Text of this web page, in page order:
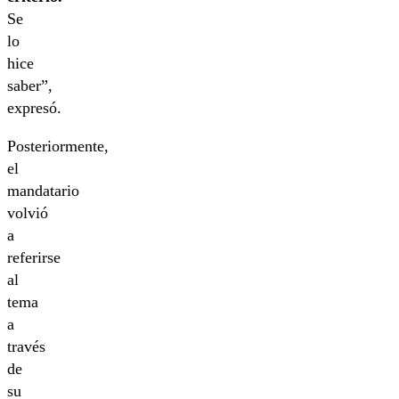
Se
lo
hice
saber”,
expresó.
Posteriormente,
el
mandatario
volvió
a
referirse
al
tema
a
través
de
su